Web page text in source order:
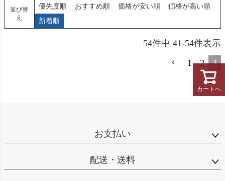
並び替
え
優先度順 おすすめ順 価格が安い順
価格が高い順
新着順
54件中 41-54件表示
1
2 3
カートへ
お支払い
配送・送料